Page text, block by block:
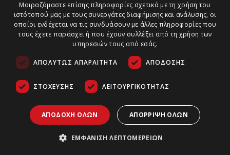
Μοιραζόμαστε επίσης πληροφορίες σχετικά με τη χρήση του
ιστότοπού μας με τους συνεργάτες διαφήμισης και ανάλυσης, οι
οποίοι ενδέχεται να τις συνδυάσουν με άλλες πληροφορίες που
τους έχετε παράσχει ή που έχουν συλλέξει από τη χρήση των
υπηρεσιών τους από εσάς.
ΑΠΟΛΎΤΩΣ ΑΠΑΡΑΊΤΗΤΑ ΑΠΌΔΟΣΗΣ
ΣΤΌΧΕΥΣΗΣ ΛΕΙΤΟΥΡΓΙΚΌΤΗΤΑΣ
ΑΠΟΔΟΧΉ ΌΛΩΝ ΑΠΌΡΡΙΨΗ ΌΛΩΝ
ΕΜΦΆΝΙΣΗ ΛΕΠΤΟΜΕΡΕΙΏΝ